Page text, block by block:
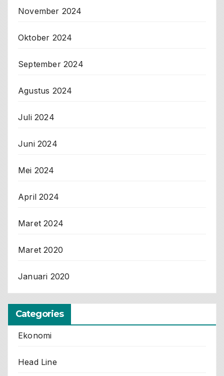
November 2024
Oktober 2024
September 2024
Agustus 2024
Juli 2024
Juni 2024
Mei 2024
April 2024
Maret 2024
Maret 2020
Januari 2020
Categories
Ekonomi
Head Line